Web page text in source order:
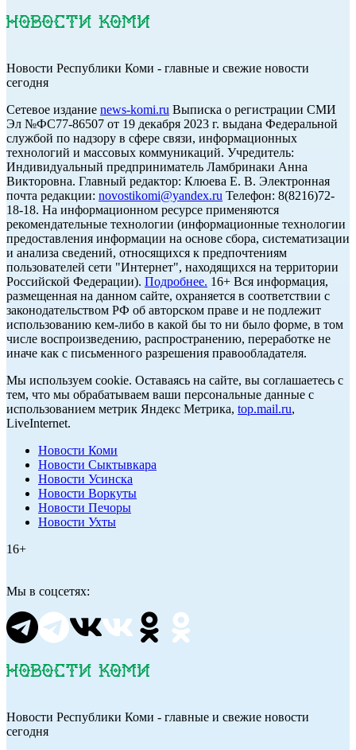
Новости Республики Коми - главные и свежие новости
сегодня
Cетевое издание news-komi.ru Выписка о регистрации СМИ
Эл №ФС77-86507 от 19 декабря 2023 г. выдана Федеральной
службой по надзору в сфере связи, информационных
технологий и массовых коммуникаций. Учредитель:
Индивидуальный предприниматель Ламбринаки Анна
Викторовна. Главный редактор: Клюева Е. В. Электронная
почта редакции: novostikomi@yandex.ru Телефон: 8(8216)72-
18-18. На информационном ресурсе применяются
рекомендательные технологии (информационные технологии
предоставления информации на основе сбора, систематизации
и анализа сведений, относящихся к предпочтениям
пользователей сети "Интернет", находящихся на территории
Российской Федерации). Подробнее. 16+ Вся информация,
размещенная на данном сайте, охраняется в соответствии с
законодательством РФ об авторском праве и не подлежит
использованию кем-либо в какой бы то ни было форме, в том
числе воспроизведению, распространению, переработке не
иначе как с письменного разрешения правообладателя.
Мы используем cookie. Оставаясь на сайте, вы соглашаетесь с
тем, что мы обрабатываем ваши персональные данные с
использованием метрик Яндекс Метрика, top.mail.ru,
LiveInternet.
Новости Коми
Новости Сыктывкара
Новости Усинска
Новости Воркуты
Новости Печоры
Новости Ухты
16+
Мы в соцсетях:
Новости Республики Коми - главные и свежие новости
сегодня